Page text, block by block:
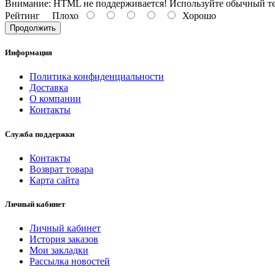
Внимание: HTML не поддерживается! Используйте обычный
Рейтинг Плохо Хорошо
Продолжить
Информация
Политика конфиденциальности
Доставка
О компании
Контакты
Служба поддержки
Контакты
Возврат товара
Карта сайта
Личный кабинет
Личный кабинет
История заказов
Мои закладки
Рассылка новостей